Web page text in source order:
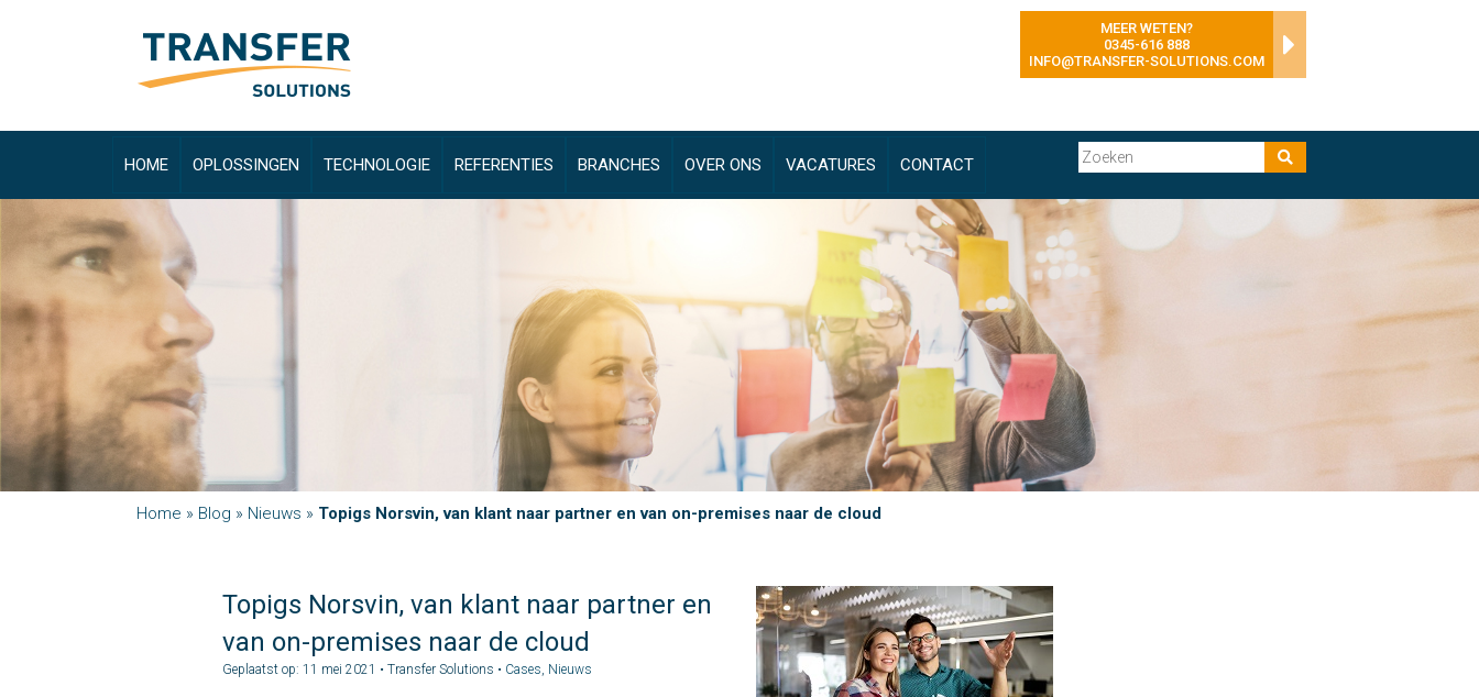
MEER WETEN?
0345-616 888
INFO@TRANSFER-SOLUTIONS.COM
HOME OPLOSSINGEN TECHNOLOGIE REFERENTIES BRANCHES OVER ONS VACATURES CONTACT
Home » Blog » Nieuws » Topigs Norsvin, van klant naar partner en van on-premises naar de cloud
Topigs Norsvin, van klant naar partner en
van on-premises naar de cloud
Geplaatst op: 11 mei 2021 • Transfer Solutions • Cases, Nieuws